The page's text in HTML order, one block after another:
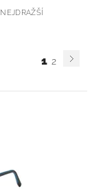
NEJDRAŽŠÍ
1 2